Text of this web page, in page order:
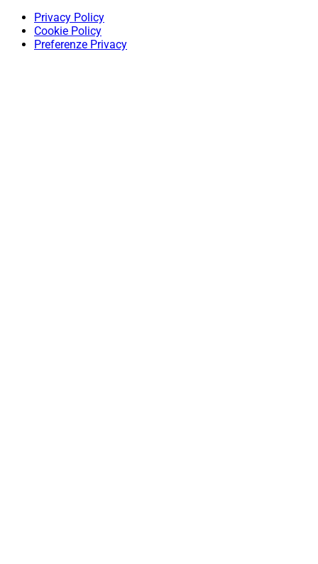
Privacy Policy
Cookie Policy
Preferenze Privacy